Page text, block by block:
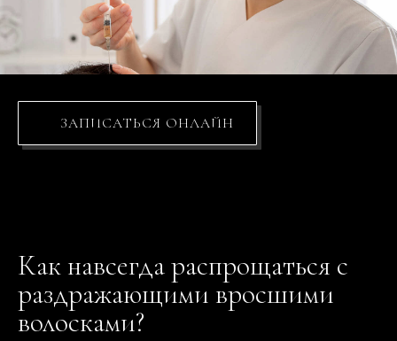
ЗАПИСАТЬСЯ ОНЛАЙН
Как навсегда распрощаться с
раздражающими вросшими
волосками?